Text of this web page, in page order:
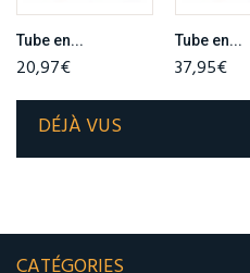
Tube en...
20,97€
Tube en...
37,95€
DÉJÀ VUS